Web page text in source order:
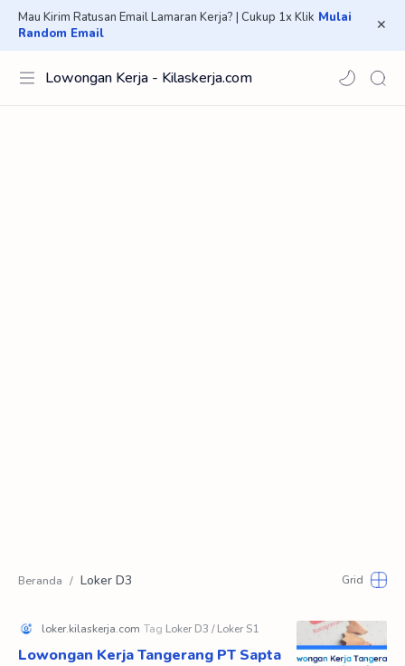
Mau Kirim Ratusan Email Lamaran Kerja? | Cukup 1x Klik Mulai
Random Email
Lowongan Kerja - Kilaskerja.com
Loker D3
Lowongan Kerja Tangerang PT Sapta